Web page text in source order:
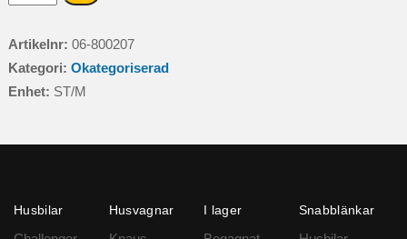
PERF380X82
Artikelnr: 06-800207
Kategori: Okategoriserad
Enhet: ST/M
Husbilar Husvagnar I lager Snabblänkar